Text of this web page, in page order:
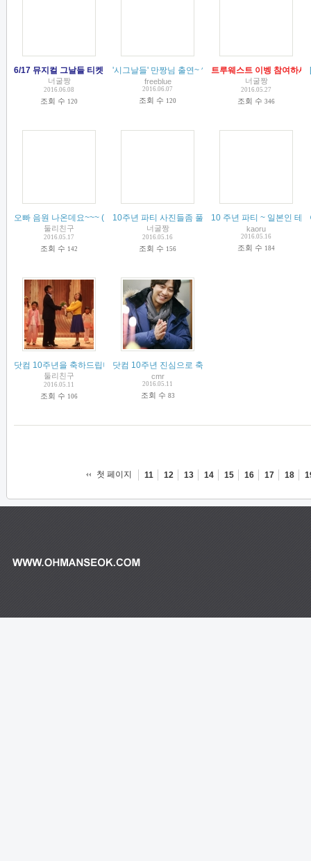
6/17 뮤지컬 그날들 티켓 오픈~ (2)
너굴짱
2016.06.08
조회 수 120
'시그날들' 만짱님 출연~ ^^ (7)
freeblue
2016.06.07
조회 수 120
트루웨스트 이벵 참여하세
너굴짱
2016.05.27
조회 수 346
오빠 음원 나온데요~~~ (
둘리친구
2016.05.17
조회 수 142
10주년 파티 사진들좀 풀어주시와요~ (6 )
너굴짱
2016.05.16
조회 수 156
10 주년 파티 ~ 일본인 테
kaoru
2016.05.16
조회 수 184
닷컴 10주년을 축하드립니다.^^ (5)
둘리친구
2016.05.11
조회 수 106
닷컴 10주년 진심으로 축하합니다!
cmr
2016.05.11
조회 수 83
첫 페이지 11 12 13 14 15 16 17 18